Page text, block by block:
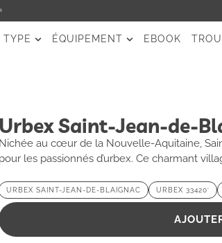
TYPE ÉQUIPEMENT EBOOK
Saint-Jean-de-
Nichée au cœur de la Nouvelle-Aquitaine,
les passionnés d’urbex. Ce charmant
pittoresques, dissimule des lieux oubliés qui
ruine aux vestiges d’une époque révolue,
Parfait pour les amateurs de
authentiques, Saint-Jean-de-Blaignac
URBEX SAINT-JEAN-DE-BLAIGNAC URBEX 33420′